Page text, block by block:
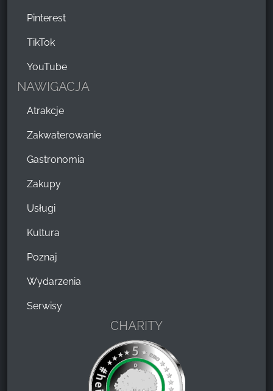
Pinterest
TikTok
YouTube
NAWIGACJA
Atrakcje
Zakwaterowanie
Gastronomia
Zakupy
Usługi
Kultura
Poznaj
Wydarzenia
Serwisy
CHARITY